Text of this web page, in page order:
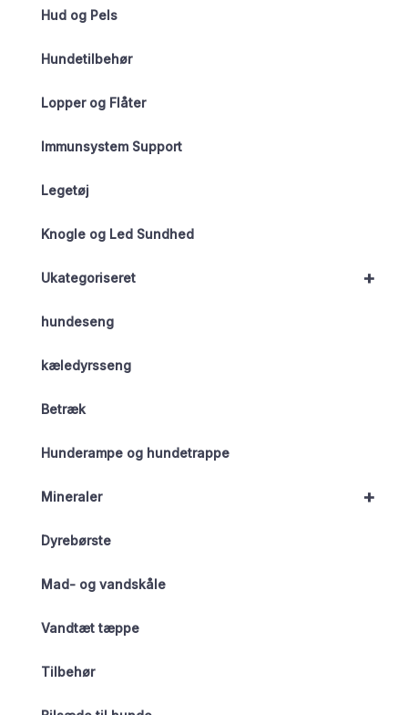
Hud og Pels
Hundetilbehør
Lopper og Flåter
Immunsystem Support
Legetøj
Knogle og Led Sundhed
+
Ukategoriseret
hundeseng
kæledyrsseng
Betræk
Hunderampe og hundetrappe
+
Mineraler
Dyrebørste
Mad- og vandskåle
Vandtæt tæppe
Tilbehør